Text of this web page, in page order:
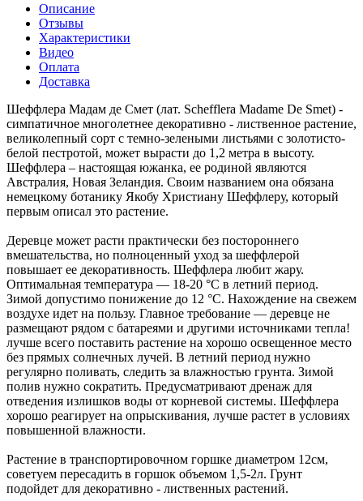
Описание
Отзывы
Характеристики
Видео
Оплата
Доставка
Шеффлера Мадам де Смет (лат. Schefflera Madame De Smet) -
симпатичное многолетнее декоративно - лиственное растение,
великолепный сорт с темно-зелеными листьями с золотисто-
белой пестротой, может вырасти до 1,2 метра в высоту.
Шеффлера – настоящая южанка, ее родиной являются
Австралия, Новая Зеландия. Своим названием она обязана
немецкому ботанику Якобу Христиану Шеффлеру, который
первым описал это растение.
Деревце может расти практически без постороннего
вмешательства, но полноценный уход за шеффлерой
повышает ее декоративность. Шеффлера любит жару.
Оптимальная температура — 18-20 °C в летний период.
Зимой допустимо понижение до 12 °C. Нахождение на свежем
воздухе идет на пользу. Главное требование — деревце не
размещают рядом с батареями и другими источниками тепла!
лучше всего поставить растение на хорошо освещенное место
без прямых солнечных лучей. В летний период нужно
регулярно поливать, следить за влажностью грунта. Зимой
полив нужно сократить. Предусматривают дренаж для
отведения излишков воды от корневой системы. Шеффлера
хорошо реагирует на опрыскивания, лучше растет в условиях
повышенной влажности.
Растение в транспортировочном горшке диаметром 12см,
советуем пересадить в горшок объемом 1,5-2л. Грунт
подойдет для декоративно - лиственных растений.